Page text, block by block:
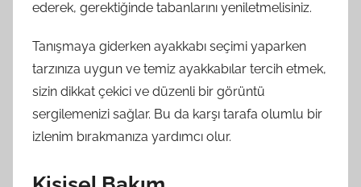
ederek, gerektiğinde tabanlarını yeniletmelisiniz.
Tanışmaya giderken ayakkabı seçimi yaparken
tarzınıza uygun ve temiz ayakkabılar tercih etmek,
sizin dikkat çekici ve düzenli bir görüntü
sergilemenizi sağlar. Bu da karşı tarafa olumlu bir
izlenim bırakmanıza yardımcı olur.